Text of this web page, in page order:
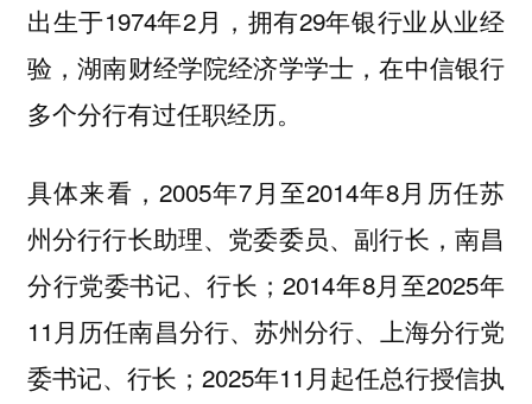
出生于1974年2月，拥有29年银行业从业经
验，湖南财经学院经济学学士，在中信银行
多个分行有过任职经历。
具体来看，2005年7月至2014年8月历任苏
州分行行长助理、党委委员、副行长，南昌
分行党委书记、行长；2014年8月至2025年
11月历任南昌分行、苏州分行、上海分行党
委书记、行长；2025年11月起任总行授信执